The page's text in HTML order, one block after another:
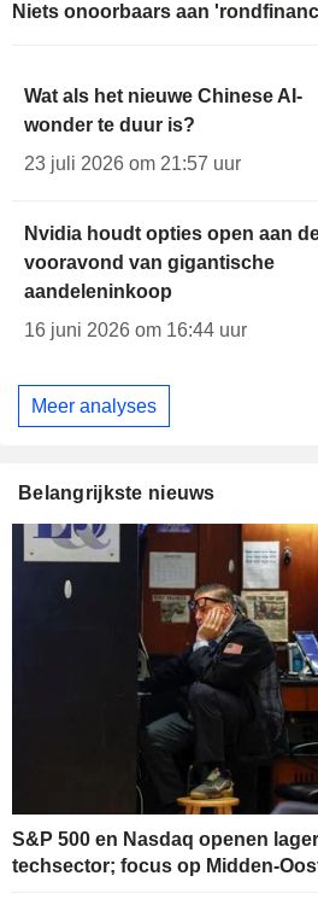
Niets onoorbaars aan
Wat als het nieuwe Chinese AI-
wonder te duur is?
23 juli 2026 om 21:57 uur
Nvidia houdt opties open aan
vooravond van gigantische
aandeleninkoop
16 juni 2026 om 16:44 uur
Meer analyses
Belangrijkste nieuws
S&P 500 en Nasdaq openen
techsector; focus op Midden-